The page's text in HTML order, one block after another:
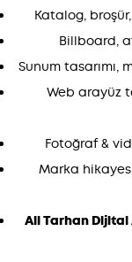
Katalog,
Billboard,
Sunum tasarımı,
Web arayüz
Fotoğraf &
Marka
Ali Tarhan Dijital